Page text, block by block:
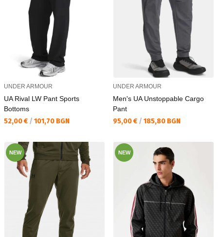
UNDER ARMOUR
UA Rival LW Pant Sports
Bottoms
Текуща цена:
52,00 € / 101,70 BGN
UNDER ARMOUR
Men's UA Unstoppable Cargo
Pant
Текуща цена:
95,00 € / 185,80 BGN
NEW NEW